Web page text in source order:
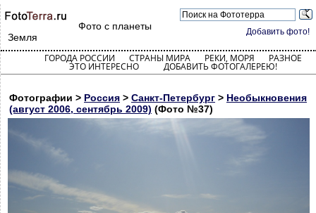
Добавить фото!
Фото с планеты
Земля
ГОРОДА РОССИИ СТРАНЫ МИРА РЕКИ, МОРЯ РАЗНОЕ
ЭТО ИНТЕРЕСНО ДОБАВИТЬ ФОТОГАЛЕРЕЮ!
Фотографии > Россия > Санкт-Петербург > Необыкновения
(август 2006, сентябрь 2009) (Фото №37)